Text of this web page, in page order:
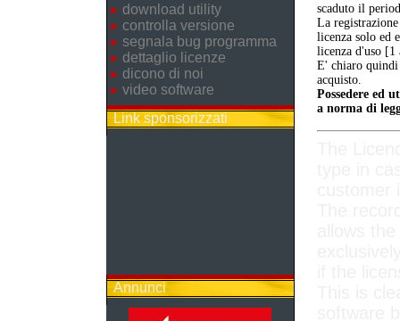
download utility
controlla versione
segnala bug programma
dettaglio licenze
dicono di noi
video software
Link sponsorizzati
Annunci
scaduto il
La
licenza solo ed
licenza d'uso [1
E' chiaro quindi
acquisto.
Possedere ed
a norma di